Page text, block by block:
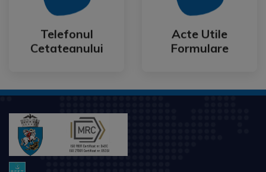
Telefonul
Cetateanului
Telefonul
Cetateanului
Acte Utile
Formulare
Acte Utile
Formulare